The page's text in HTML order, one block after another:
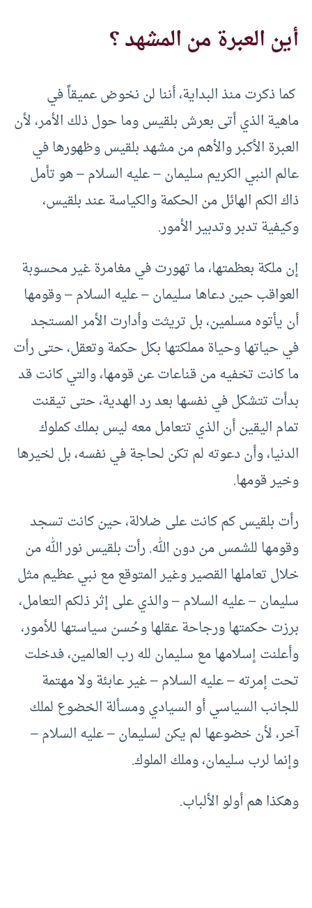
أين العبرة من المشهد ؟
كما ذكرت منذ البداية، أننا لن نخوض عميقاً في
ماهية الذي أتى بعرش بلقيس وما حول ذلك الأمر، لأن
العبرة الأكبر والأهم من مشهد بلقيس وظهورها في
عالم النبي الكريم سليمان – عليه السلام – هو تأمل
ذاك الكم الهائل من الحكمة والكياسة عند بلقيس،
وكيفية تدبر وتدبير الأمور.
إن ملكة بعظمتها، ما تهورت في مغامرة غير محسوبة
العواقب حين دعاها سليمان – عليه السلام – وقومها
أن يأتوه مسلمين، بل تريثت وأدارت الأمر المستجد
في حياتها وحياة مملكتها بكل حكمة وتعقل، حتى رأت
ما كانت تخفيه من قناعات عن قومها، والتي كانت قد
بدأت تتشكل في نفسها بعد رد الهدية، حتى تيقنت
تمام اليقين أن الذي تتعامل معه ليس بملك كملوك
الدنيا، وأن دعوته لم تكن لحاجة في نفسه، بل لخيرها
وخير قومها.
رأت بلقيس كم كانت على ضلالة، حين كانت تسجد
وقومها للشمس من دون الله. رأت بلقيس نور الله من
خلال تعاملها القصير وغير المتوقع مع نبي عظيم مثل
سليمان – عليه السلام – والذي على إثر ذلكم التعامل،
برزت حكمتها ورجاحة عقلها وحُسن سياستها للأمور،
وأعلنت إسلامها مع سليمان لله رب العالمين، فدخلت
تحت إمرته – عليه السلام – غير عابئة ولا مهتمة
للجانب السياسي أو السيادي ومسألة الخضوع لملك
آخر، لأن خضوعها لم يكن لسليمان – عليه السلام –
وإنما لرب سليمان، وملك الملوك.
وهكذا هم أولو الألباب.